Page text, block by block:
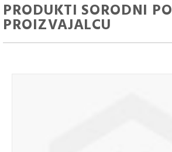
PRODUKTI SORODNI PO
PROIZVAJALCU